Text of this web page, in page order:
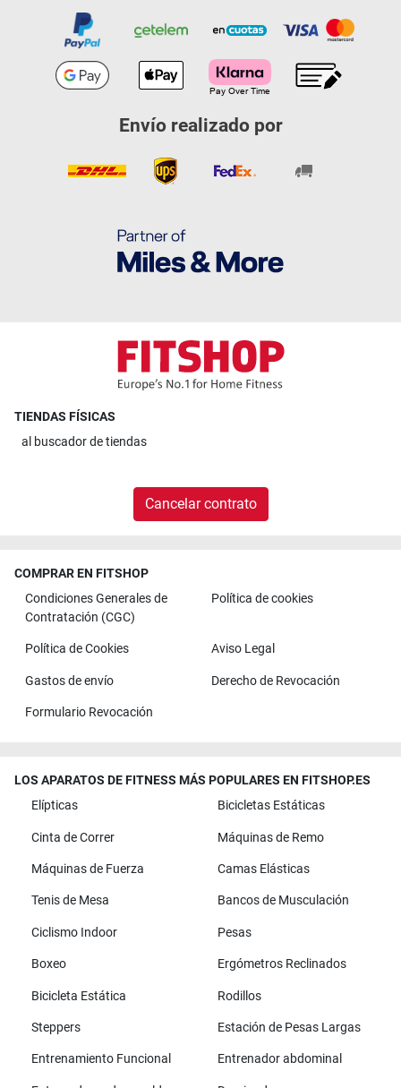
Envío realizado por
TIENDAS FÍSICAS
al buscador de tiendas
Cancelar contrato
COMPRAR EN FITSHOP
Condiciones Generales de
Contratación (CGC)
Política de cookies
Política de Cookies Aviso Legal
Gastos de envío Derecho de Revocación
Formulario Revocación
LOS APARATOS DE FITNESS MÁS POPULARES EN FITSHOP.ES
Elípticas
Bicicletas Estáticas
Cinta de Correr Máquinas de Remo
Máquinas de Fuerza Camas Elásticas
Tenis de Mesa Bancos de Musculación
Ciclismo Indoor Pesas
Boxeo Ergómetros Reclinados
Bicicleta Estática Rodillos
Steppers Estación de Pesas Largas
Entrenamiento Funcional Entrenador abdominal